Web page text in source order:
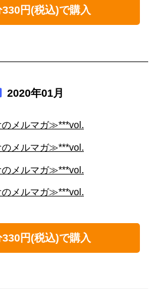
円(税込)で購入
2020年01月
メルマガ≫***vol.
メルマガ≫***vol.
メルマガ≫***vol.
メルマガ≫***vol.
円(税込)で購入